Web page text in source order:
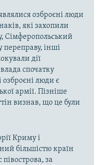
озброєні люди
які захопили
Сімферопольський
інші
дії
спочатку
озброєні люди є
армії. Пізніше
визнав, що це були
Криму і
більшістю країн
за